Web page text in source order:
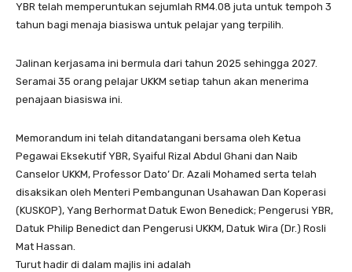
YBR telah memperuntukan sejumlah RM4.08 juta untuk tempoh 3
tahun bagi menaja biasiswa untuk pelajar yang terpilih.
Jalinan kerjasama ini bermula dari tahun 2025 sehingga 2027.
Seramai 35 orang pelajar UKKM setiap tahun akan menerima
penajaan biasiswa ini.
Memorandum ini telah ditandatangani bersama oleh Ketua
Pegawai Eksekutif YBR, Syaiful Rizal Abdul Ghani dan Naib
Canselor UKKM, Professor Dato’ Dr. Azali Mohamed serta telah
disaksikan oleh Menteri Pembangunan Usahawan Dan Koperasi
(KUSKOP), Yang Berhormat Datuk Ewon Benedick; Pengerusi YBR,
Datuk Philip Benedict dan Pengerusi UKKM, Datuk Wira (Dr.) Rosli
Mat Hassan.
Turut hadir di dalam majlis ini adalah